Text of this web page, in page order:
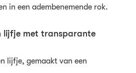
in een adembenemende rok.
lijfje met transparante
lijfje, gemaakt van een